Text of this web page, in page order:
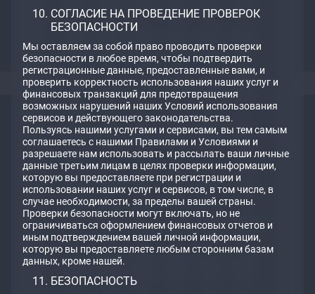
СОГЛАСИЕ НА ПРОВЕДЕНИЕ ПРОВЕРОК
БЕЗОПАСНОСТИ
Мы оставляем за собой право проводить проверки
безопасности в любое время, чтобы подтвердить
регистрационные данные, предоставленные вами, и
проверить корректность использования наших услуг и
финансовых транзакций для предотвращения
возможных нарушений наших Условий использования
сервисов и действующего законодательства.
Пользуясь нашими услугами и сервисами, вы тем самым
соглашаетесь с нашими Правилами и Условиями и
разрешаете нам использовать и рассылать ваши личные
данные третьим лицам в целях проверки информации,
которую вы предоставляете при регистрации и
использовании наших услуг и сервисов, в том числе, в
случае необходимости, за пределы вашей страны.
Проверки безопасности могут включать, но не
ограничиваться оформлением финансовых отчетов и
иным подтверждением вашей личной информации,
которую вы предоставляете любым сторонним базам
данных, кроме нашей.
БЕЗОПАСНОСТЬ